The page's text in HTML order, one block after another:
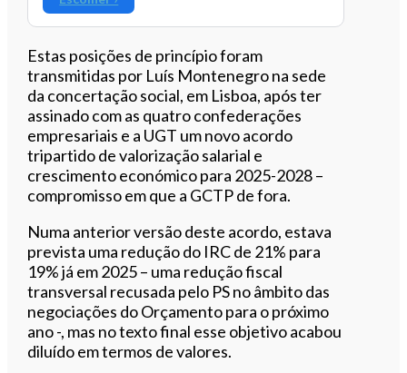
Estas posições de princípio foram
transmitidas por Luís Montenegro na sede
da concertação social, em Lisboa, após ter
assinado com as quatro confederações
empresariais e a UGT um novo acordo
tripartido de valorização salarial e
crescimento económico para 2025-2028 –
compromisso em que a GCTP de fora.
Numa anterior versão deste acordo, estava
prevista uma redução do IRC de 21% para
19% já em 2025 – uma redução fiscal
transversal recusada pelo PS no âmbito das
negociações do Orçamento para o próximo
ano -, mas no texto final esse objetivo acabou
diluído em termos de valores.